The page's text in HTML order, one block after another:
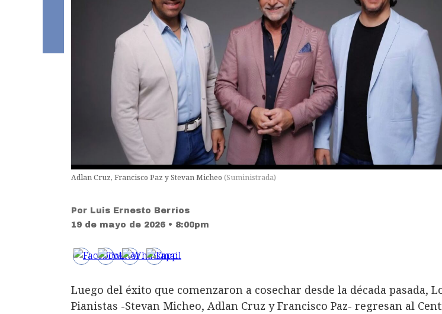
Adlan Cruz, Francisco Paz y Stevan Micheo (Suministrada)
Por Luis Ernesto Berríos
19 de mayo de 2026 • 8:00pm
Luego del éxito que comenzaron a cosechar desde la década pasada,
Pianistas -Stevan Micheo, Adlan Cruz y Francisco Paz- regresan al